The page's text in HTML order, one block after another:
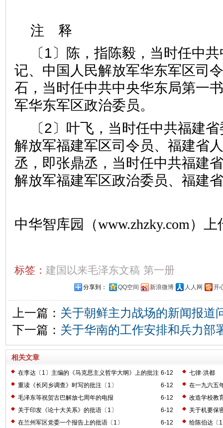
注 释
〔1〕陈，指陈毅，当时任中
记、中国人民解放军华东军区司
石，当时任中共中央华东局第一
军华东军区政治委员。
〔2〕叶飞，当时任中共福建
解放军福建军区司令员、福建省
丞，即张鼎丞，当时任中共福建
解放军福建军区政治委员、福建
中华智库园（www.zhzky.com）上
标签： 建国以来毛泽东文稿 第一册
分享到： QQ空间 新浪微博 人人网 开
上一篇： 关于朝鲜主力战场的新闻报道
下一篇： 关于华南的工作安排和兵力部
相关文章
6-12
在李达〔1〕主编的《马克思主义哲学大纲》上的批注
〔2〕
七律·洪都
6-12
重读《长冈乡调查》时写的批注〔1〕
在一九六五
6-12
毛泽东等祝贺古巴解放七周年的电报
改造学校教
6-12
关于印发《论十大关系》的批语〔1〕
关于机要保
6-12
在兰州军区党委一个报告上的批语〔1〕 给陈伯达〔